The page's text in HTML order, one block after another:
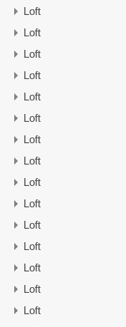
Loft
Loft
Loft
Loft
Loft
Loft
Loft
Loft
Loft
Loft
Loft
Loft
Loft
Loft
Loft